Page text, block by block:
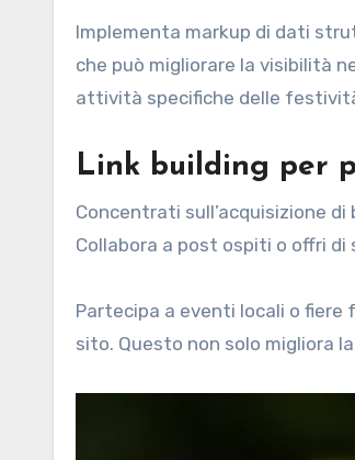
Implementa markup di dati
che può migliorare la visibilità
attività specifiche delle
Link building per
Concentrati sull’acquisizione
Collabora a post ospiti o offri
Partecipa a eventi locali o
sito. Questo non solo migliora